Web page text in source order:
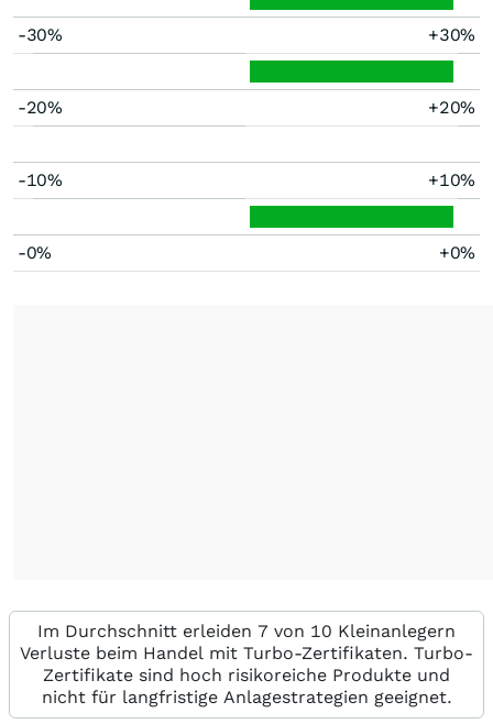
-30% +30%
-20% +20%
-10% +10%
-0% +0%
Im Durchschnitt erleiden 7 von 10 Kleinanlegern
Verluste beim Handel mit Turbo-Zertifikaten. Turbo-
Zertifikate sind hoch risikoreiche Produkte und
nicht für langfristige Anlagestrategien geeignet.